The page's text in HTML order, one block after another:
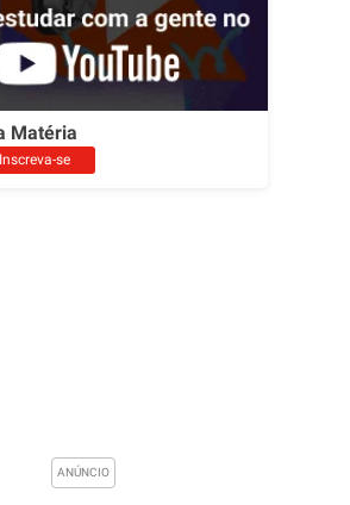
Matéria
Inscreva-se